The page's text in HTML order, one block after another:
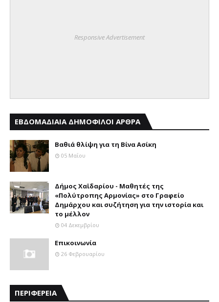
Responsive Advertisement
ΕΒΔΟΜΑΔΙΑΙΑ ΔΗΜΟΦΙΛΟΙ ΑΡΘΡΑ
Βαθιά θλίψη για τη Βίνα Ασίκη
05 Μαΐου
Δήμος Χαϊδαρίου - Μαθητές της
«Πολύτροπης Αρμονίας» στο Γραφείο
Δημάρχου και συζήτηση για την ιστορία και
το μέλλον
04 Δεκεμβρίου
Επικοινωνία
26 Φεβρουαρίου
ΠΕΡΙΦΕΡΕΙΑ